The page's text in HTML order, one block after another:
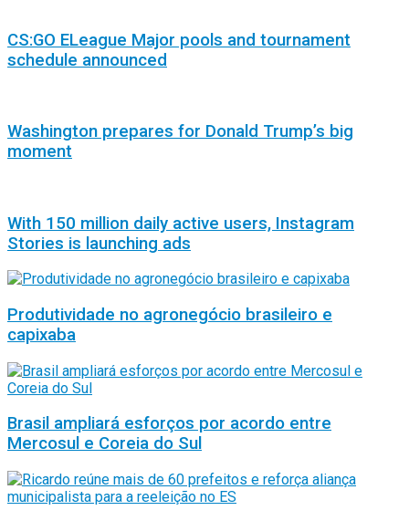
CS:GO ELeague Major pools and tournament
schedule announced
Washington prepares for Donald Trump’s big
moment
With 150 million daily active users, Instagram
Stories is launching ads
Produtividade no agronegócio brasileiro e
capixaba
Brasil ampliará esforços por acordo entre
Mercosul e Coreia do Sul